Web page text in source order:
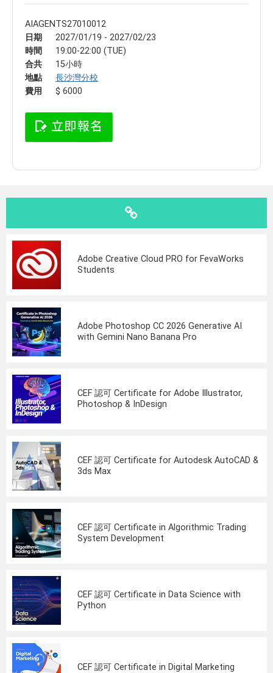
AIAGENTS27010012
日期
2027/01/19 - 2027/02/23
時間
19:00-22:00 (TUE)
合共
15小時
地點
長沙灣分校
費用
$ 6000
Adobe Creative Cloud PRO for FevaWorks
Students
Adobe Photoshop CC 2026 Generative AI
with Gemini Nano Banana Pro
CEF 認可 Certificate for Adobe Illustrator,
Photoshop & InDesign
CEF 認可 Certificate for Autodesk AutoCAD &
3ds Max
CEF 認可 Certificate in Algorithmic Trading
System Development
CEF 認可 Certificate in Data Science with
Python
CEF 認可 Certificate in Digital Marketing